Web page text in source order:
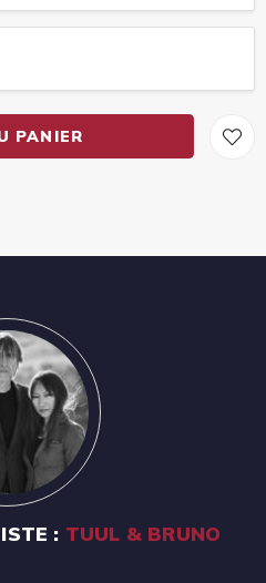
PANIER
: TUUL & BRUNO